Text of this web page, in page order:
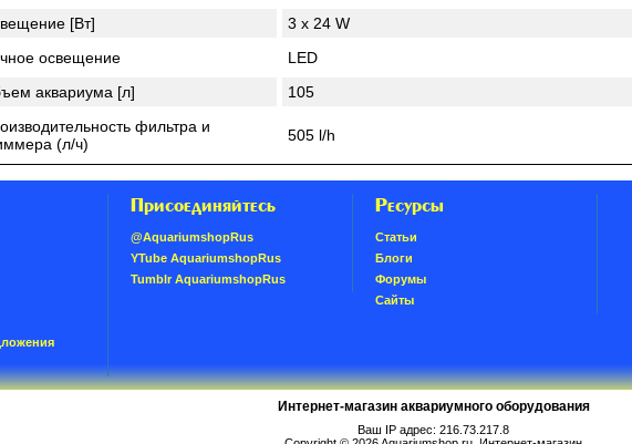
[Вт]
3 x 24 W
освещение
LED
аквариума [л]
105
фильтра и
(л/ч)
505 l/h
Присоединяйтесь
@AquariumshopRus
YTube AquariumshopRus
Tumblr AquariumshopRus
Ресурсы
Статьи
Блоги
Форумы
Сайты
Интернет-магазин аквариумного оборудования
Ваш IP адрес: 216.73.217.8